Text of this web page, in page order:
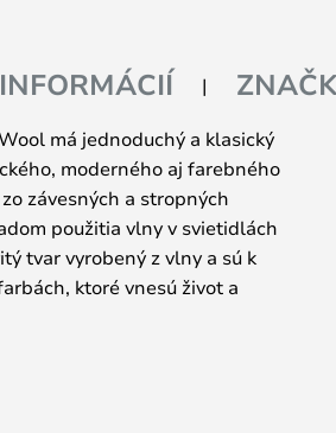
má jednoduchý a klasický
moderného aj farebného
závesných a stropných
použitia vlny v svietidlách
tvar vyrobený z vlny a sú k
ktoré vnesú život a
buď ako prirodzený prvok do